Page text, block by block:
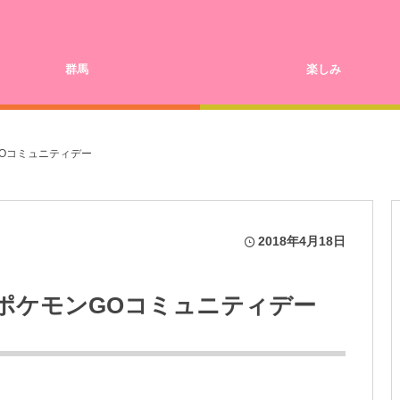
群馬 楽しみ
コミュニティデー
2018年4月18日
ケモンGOコミュニティデー